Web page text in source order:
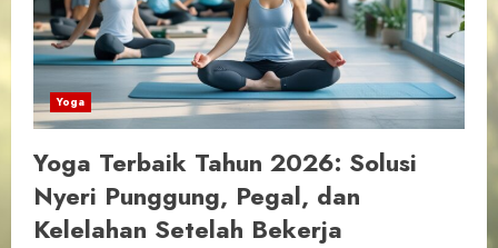
Yoga
Yoga Terbaik Tahun 2026: Solusi
Nyeri Punggung, Pegal, dan
Kelelahan Setelah Bekerja